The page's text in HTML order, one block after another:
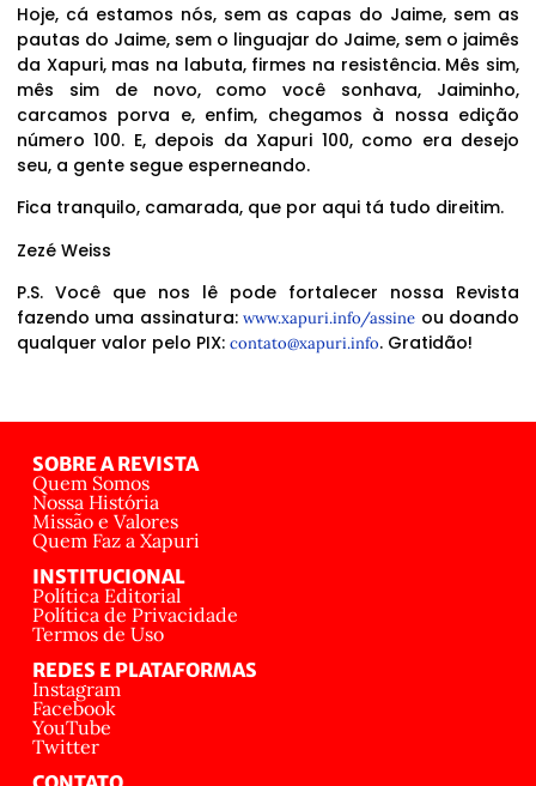
Hoje, cá estamos nós, sem as capas do Jaime, sem as
pautas do Jaime, sem o linguajar do Jaime, sem o jaimês
da Xapuri, mas na labuta, firmes na resistência. Mês sim,
mês sim de novo, como você sonhava, Jaiminho,
carcamos porva e, enfim, chegamos à nossa edição
número 100. E, depois da Xapuri 100, como era desejo
seu, a gente segue esperneando.
Fica tranquilo, camarada, que por aqui tá tudo direitim.
Zezé Weiss
P.S. Você que nos lê pode fortalecer nossa Revista
fazendo uma assinatura:www.xapuri.info/assine ou doando
qualquer valor pelo PIX: contato@xapuri.info. Gratidão!
SOBRE A REVISTA
Quem Somos
Nossa História
Missão e Valores
Quem Faz a Xapuri
INSTITUCIONAL
Política Editorial
Política de Privacidade
Termos de Uso
REDES E PLATAFORMAS
Instagram
Facebook
YouTube
Twitter